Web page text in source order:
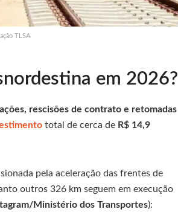
TLSA
em 2026?
rescisões de contrato e retomadas
total de cerca de R$ 14,9
pela aceleração das frentes de
outros 326 km seguem em execução
Ministério dos Transportes):